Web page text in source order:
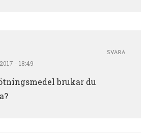
- 18:49
brukar du
SVARA